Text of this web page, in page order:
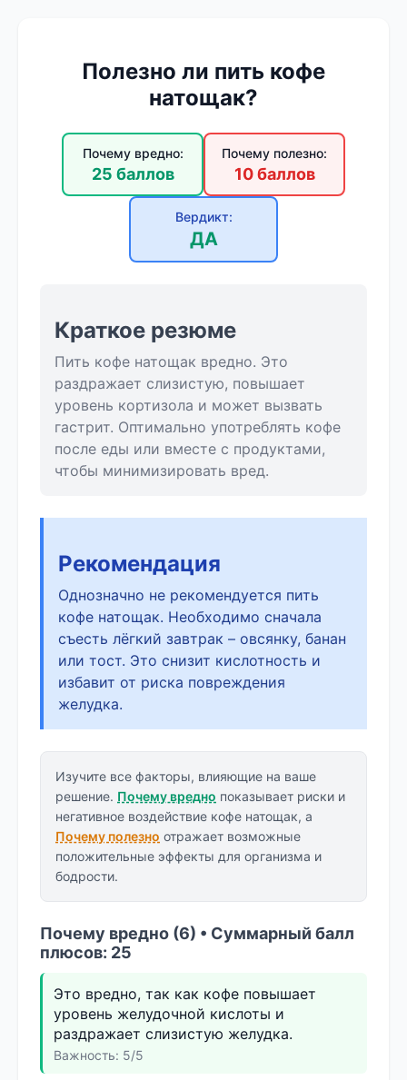
Полезно ли пить кофе
натощак?
Почему вредно:
25 баллов
Почему полезно:
10 баллов
Вердикт:
ДА
Краткое резюме
Пить кофе натощак вредно. Это
раздражает слизистую, повышает
уровень кортизола и может вызвать
гастрит. Оптимально употреблять кофе
после еды или вместе с продуктами,
чтобы минимизировать вред.
Рекомендация
Однозначно не рекомендуется пить
кофе натощак. Необходимо сначала
съесть лёгкий завтрак – овсянку, банан
или тост. Это снизит кислотность и
избавит от риска повреждения
желудка.
Изучите все факторы, влияющие на ваше
решение. Почему вредно показывает риски и
негативное воздействие кофе натощак, а
Почему полезно отражает возможные
положительные эффекты для организма и
бодрости.
Почему вредно (6) • Суммарный балл
плюсов: 25
Это вредно, так как кофе повышает
уровень желудочной кислоты и
раздражает слизистую желудка.
Важность: 5/5